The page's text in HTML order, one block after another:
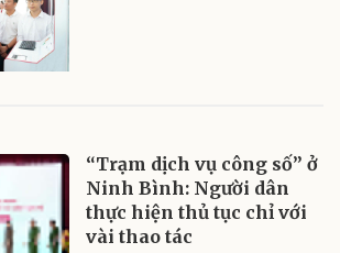
“Trạm dịch vụ công số” ở
Ninh Bình: Người dân
thực hiện thủ tục chỉ với
vài thao tác